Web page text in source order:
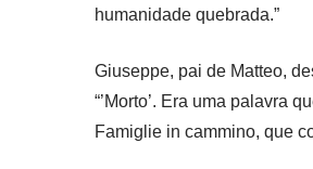
humanidade quebrada.”
Giuseppe, pai de Matteo,
“’Morto’. Era uma palavra
Famiglie in cammino, que